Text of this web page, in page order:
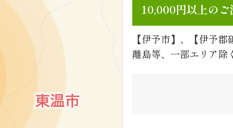
10,000円以上の
【伊予市】、【伊予郡
離島等、一部エリア除く